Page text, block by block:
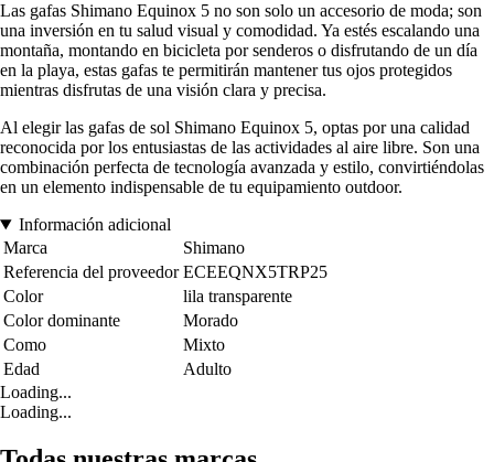
Las gafas Shimano Equinox 5 no son solo un accesorio de moda; son
una inversión en tu salud visual y comodidad. Ya estés escalando una
montaña, montando en bicicleta por senderos o disfrutando de un día
en la playa, estas gafas te permitirán mantener tus ojos protegidos
mientras disfrutas de una visión clara y precisa.
Al elegir las gafas de sol Shimano Equinox 5, optas por una calidad
reconocida por los entusiastas de las actividades al aire libre. Son una
combinación perfecta de tecnología avanzada y estilo, convirtiéndolas
en un elemento indispensable de tu equipamiento outdoor.
Información adicional
Marca
Shimano
Referencia del proveedor ECEEQNX5TRP25
Color
lila transparente
Color dominante
Morado
Como
Mixto
Edad
Adulto
Loading...
Loading...